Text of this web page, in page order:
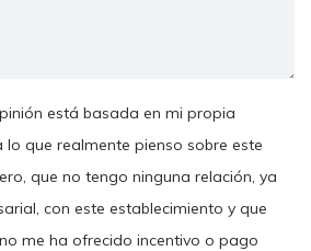
está basada en mi propia
lo que realmente pienso sobre este
que no tengo ninguna relación, ya
con este establecimiento y que
me ha ofrecido incentivo o pago